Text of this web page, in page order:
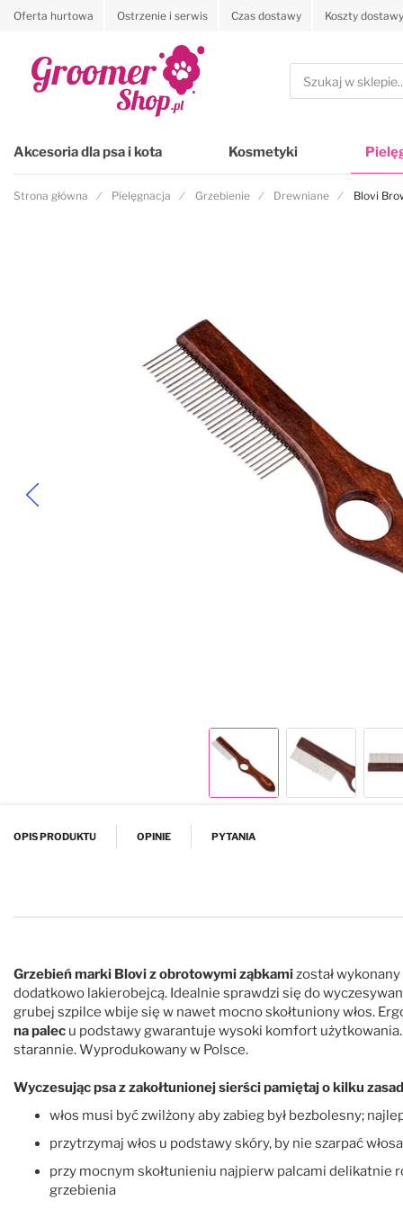
Oferta hurtowa Ostrzenie i serwis Czas dostawy Koszty dostawy
Szukaj
Akcesoria dla psa i kota Kosmetyki
Strona główna Pielęgnacja Grzebienie Drewniane Blovi
OPIS PRODUKTU OPINIE PYTANIA
Grzebień marki Blovi z obrotowymi ząbkamizostał
dodatkowo lakierobejcą. Idealnie sprawdzi się do
grubej szpilce wbije się w nawet mocno skołtuniony włos.
na palec u podstawy gwarantuje wysoki komfort
starannie. Wyprodukowany w Polsce.
Wyczesując psa z zakołtunionej sierści pamiętaj o kilku
włos musi być zwilżony aby zabieg był bezbolesny;
przytrzymaj włos u podstawy skóry, by nie szarpać
przy mocnym skołtunieniu najpierw palcami delikatnie
grzebienia